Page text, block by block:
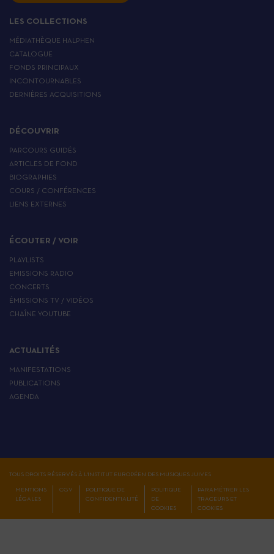
LES COLLECTIONS
MÉDIATHÈQUE HALPHEN
CATALOGUE
FONDS PRINCIPAUX
INCONTOURNABLES
DERNIÈRES ACQUISITIONS
DÉCOUVRIR
PARCOURS GUIDÉS
ARTICLES DE FOND
BIOGRAPHIES
COURS / CONFÉRENCES
LIENS EXTERNES
ÉCOUTER / VOIR
PLAYLISTS
EMISSIONS RADIO
CONCERTS
ÉMISSIONS TV / VIDÉOS
CHAÎNE YOUTUBE
ACTUALITÉS
MANIFESTATIONS
PUBLICATIONS
AGENDA
TOUS DROITS RÉSERVÉS À L'INSTITUT EUROPÉEN DES MUSIQUES JUIVES
MENTIONS
LÉGALES
CGV
POLITIQUE DE
CONFIDENTIALITÉ
POLITIQUE
DE
COOKIES
PARAMÉTRER LES
TRACEURS ET
COOKIES